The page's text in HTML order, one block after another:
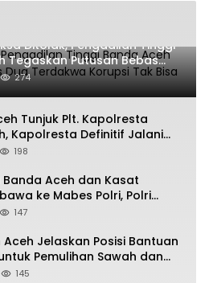
Ditolak, Pengadilan Tinggi
Tegaskan Putusan Bebas
Korupsi Tak Bisa Diajukan
274
Tunjuk Plt. Kapolresta
Kapolresta Definitif Jalani
di Mabes Polri
198
Aceh dan Kasat
ke Mabes Polri, Polri
Berjalan Profesional dan
147
Aceh Jelaskan Posisi Bantuan
Pemulihan Sawah dan
145